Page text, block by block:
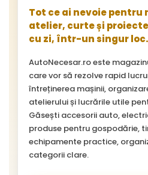
Tot ce ai nevoie pentru
atelier, curte și
cu zi, într-un singur loc.
AutoNecesar.ro este
care vor să rezolve rapid
întreținerea mașinii,
atelierului și lucrările utile
Găsești accesorii auto,
produse pentru gospodărie,
echipamente practice,
categorii clare.